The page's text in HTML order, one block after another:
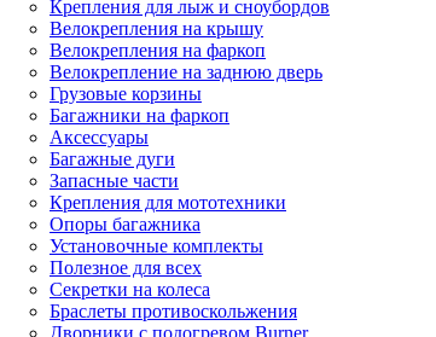
Крепления для лыж и сноубордов
Велокрепления на крышу
Велокрепления на фаркоп
Велокрепление на заднюю дверь
Грузовые корзины
Багажники на фаркоп
Аксессуары
Багажные дуги
Запасные части
Крепления для мототехники
Опоры багажника
Установочные комплекты
Полезное для всех
Секретки на колеса
Браслеты противоскольжения
Дворники с подогревом Burner